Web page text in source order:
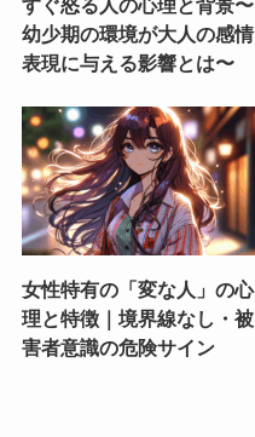
すぐ怒る人の心理と背景〜
幼少期の環境が大人の感情
表現に与える影響とは〜
女性特有の「変な人」の心
理と特徴｜境界線なし・被
害者意識の危険サイン